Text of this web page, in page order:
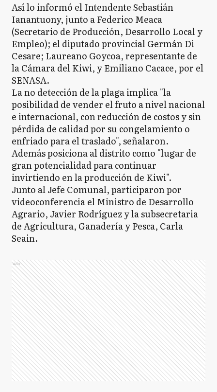
Así lo informó el Intendente Sebastián
Ianantuony, junto a Federico Meaca
(Secretario de Producción, Desarrollo Local y
Empleo); el diputado provincial Germán Di
Cesare; Laureano Goycoa, representante de
la Cámara del Kiwi, y Emiliano Cacace, por el
SENASA.
La no detección de la plaga implica "la
posibilidad de vender el fruto a nivel nacional
e internacional, con reducción de costos y sin
pérdida de calidad por su congelamiento o
enfriado para el traslado", señalaron.
Además posiciona al distrito como "lugar de
gran potencialidad para continuar
invirtiendo en la producción de Kiwi".
Junto al Jefe Comunal, participaron por
videoconferencia el Ministro de Desarrollo
Agrario, Javier Rodríguez y la subsecretaria
de Agricultura, Ganadería y Pesca, Carla
Seain.
Ads